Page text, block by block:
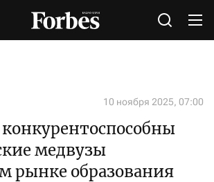
10 ноября 2025, 07:00
медвузы
рынке образования